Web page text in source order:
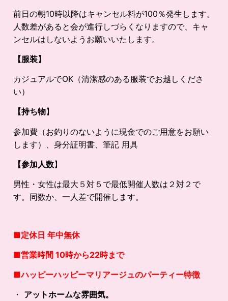
前日の朝10時以降はキャンセル料が100％発生します。
人数差があると会が進行しづらくなりますので、キャ
ンセルはしないようお願いいたします。
【服装】
カジュアルでOK（清潔感のある服装でお越しくださ
い）
【持ち物】
参加費（お釣りのないように現金でのご用意をお願い
します）、身分証明書、筆記 用具
【参加人数】
男性・女性は最大５対５で最低開催人数は２対２で
す。同数か、一人差で開催します。
■定休日 年中無休
■営業時間 10時から22時まで
■ハッピーハッピーマリアージュのパーティー特徴
・ アットホームな雰囲気。